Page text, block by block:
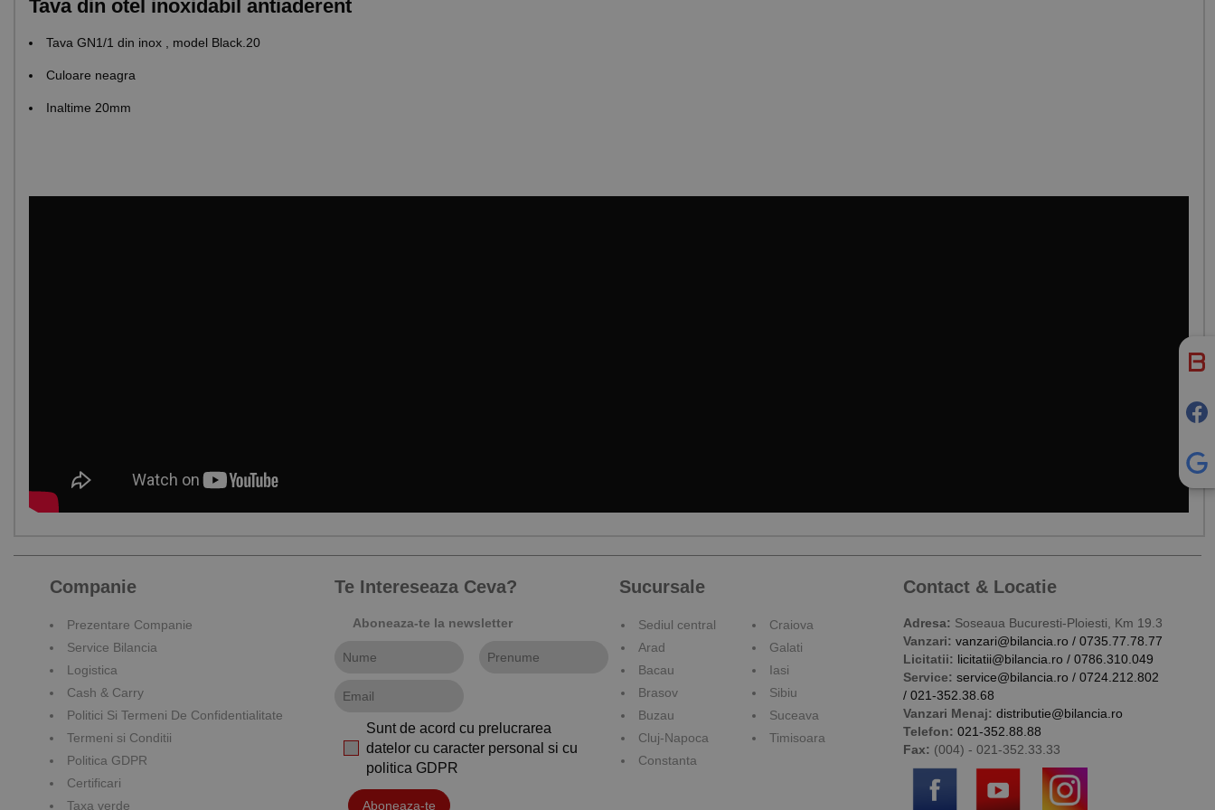
Tava din otel inoxidabil antiaderent
Tava GN1/1 din inox , model Black.20
Culoare neagra
Inaltime 20mm
Companie
Prezentare Companie
Service Bilancia
Logistica
Cash & Carry
Politici Si Termeni De Confidentialitate
Termeni si Conditii
Politica GDPR
Certificari
Taxa verde
Te Intereseaza Ceva?
Aboneaza-te la newsletter
Sunt de acord cu prelucrarea
datelor cu caracter personal si cu
politica GDPR
Aboneaza-te
Sucursale
Sediul central
Arad
Bacau
Brasov
Buzau
Cluj-Napoca
Constanta
Craiova
Galati
Iasi
Sibiu
Suceava
Timisoara
Contact & Locatie
Adresa: Soseaua Bucuresti-Ploiesti, Km 19.3
Vanzari:vanzari@bilancia.ro / 0735.77.78.77
Licitatii: licitatii@bilancia.ro /0786.310.049
Service:service@bilancia.ro /0724.212.802
/021-352.38.68
Vanzari Menaj: distributie@bilancia.ro
Telefon:021-352.88.88
Fax: (004) - 021-352.33.33